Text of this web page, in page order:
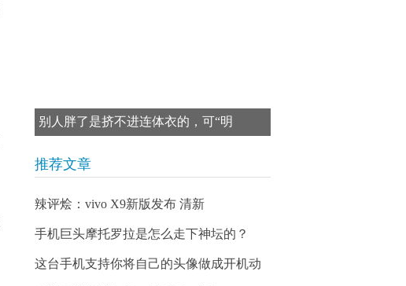
别人胖了是挤不进连体衣的，可“明
推荐文章
辣评烩：vivo X9新版发布 清新
手机巨头摩托罗拉是怎么走下神坛的？
这台手机支持你将自己的头像做成开机动